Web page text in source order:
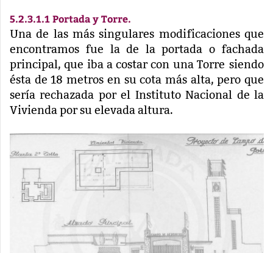
5.2.3.1.1 Portada y Torre.
Una de las más singulares modificaciones que
encontramos fue la de la portada o fachada
principal, que iba a costar con una Torre siendo
ésta de 18 metros en su cota más alta, pero que
sería rechazada por el Instituto Nacional de la
Vivienda por su elevada altura.